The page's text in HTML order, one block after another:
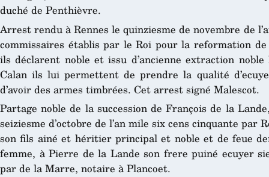
duché de Penthièvre.
Arrest rendu à Rennes le quinziesme de novembre de
commissaires établis par le Roi pour la reformation
ils déclarent noble et issu d’ancienne extraction
Calan ils lui permettent de prendre la qualité
d’avoir des armes timbrées. Cet arrest signé Malescot.
Partage noble de la succession de François de la
seiziesme d’octobre de l’an mile six cens cinquante par
son fils ainé et héritier principal et noble et de feue
femme, à Pierre de la Lande son frere puiné ecuyer
par de la Marre, notaire à Plancoet.